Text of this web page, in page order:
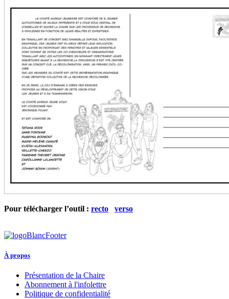
Pour télécharger l’outil : recto verso
À propos
Présentation de la Chaire
Abonnement à l'infolettre
Politique de confidentialité